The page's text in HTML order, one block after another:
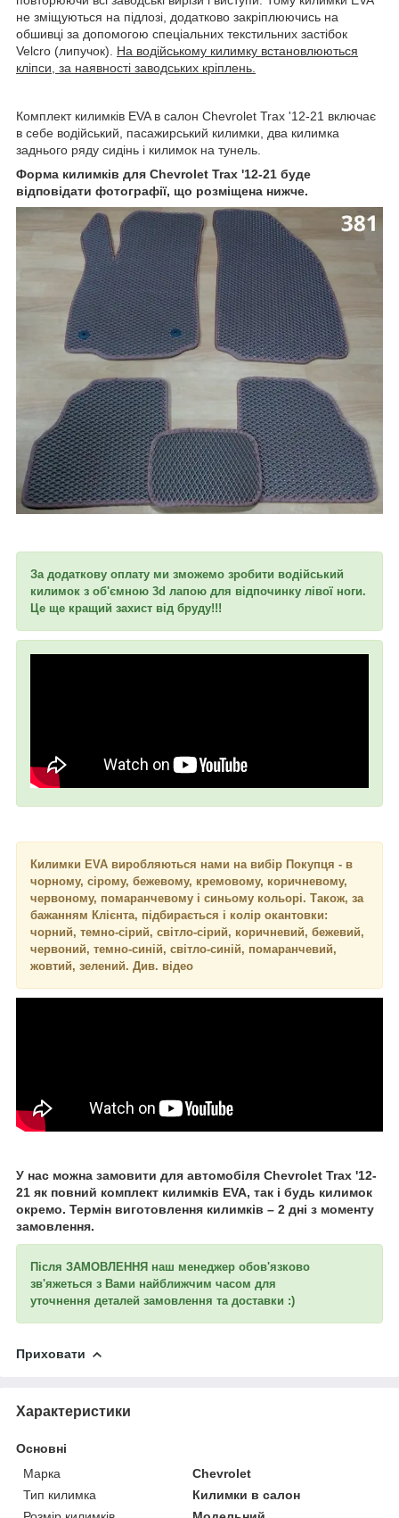
не зміщуються на підлозі, додатково закріплюючись на
обшивці за допомогою спеціальних текстильних застібок
Velcro (липучок). На водійському килимку встановлюються
кліпси, за наявності заводських кріплень.
Комплект килимків EVA в салон Chevrolet Trax '12-21 включає
в себе водійський, пасажирський килимки, два килимка
заднього ряду сидінь і килимок на тунель.
Форма килимків для Chevrolet Trax '12-21 буде
відповідати фотографії, що розміщена нижче.
За додаткову оплату ми зможемо зробити водійський
килимок з об'ємною 3d лапою для відпочинку лівої ноги.
Це ще кращий захист від бруду!!!
Килимки EVA виробляються нами на вибір Покупця - в
чорному, сірому, бежевому, кремовому, коричневому,
червоному, помаранчевому і синьому кольорі. Також, за
бажанням Клієнта, підбирається і колір окантовки:
чорний, темно-сірий, світло-сірий, коричневий, бежевий,
червоний, темно-синій, світло-синій, помаранчевий,
жовтий, зелений. Див. відео
У нас можна замовити для автомобіля Chevrolet Trax '12-
21 як повний комплект килимків EVA, так і будь килимок
окремо. Термін виготовлення килимків – 2 дні з моменту
замовлення.
Після ЗАМОВЛЕННЯ наш менеджер обов'язково
зв'яжеться з Вами найближчим часом для
уточнення деталей замовлення та доставки :)
Приховати
Характеристики
Основні
Марка
Chevrolet
Тип килимка
Килимки в салон